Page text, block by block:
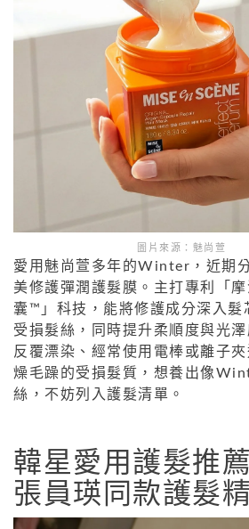
圖片來源：魅尚萱
愛用魅尚萱多年的Winter，近期
美修護彈潤護髮膜。主打專利「
囊™」科技，能將修護成分深入髮
受損髮絲，同時提升柔順度與光
反覆漂染、經常使用電棒或離子
燥毛躁的受損髮質，想養出像
絲，不妨列入護髮清單。
韓星愛用護髮推
張員瑛同款護髮